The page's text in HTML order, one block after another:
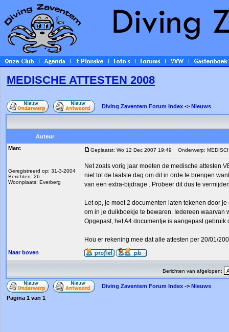
MEDISCHE ATTESTEN 2008
Diving Zaventem Forum Index -> Nieuws
Auteur
Marc
Geregistreerd op: 31-3-2004
Berichten: 26
Woonplaats: Everberg
Geplaatst: Wo 12 Dec 2007 19:49 Onderwerp:
Net zoals vorig jaar moeten de medische attesten
niet tot de laatste dag om dit in orde te brengen
van een extra-bijdrage . Probeer dit dus te
Let op, je moet 2 documenten laten tekenen door
om in je duikboekje te bewaren. Iedereen waarvan
Opgepast, het A4 documentje is aangepast
Hou er rekening mee dat alle attesten per 20/01/
Naar boven
Berichten van afgelopen:
Diving Zaventem Forum Index -> Nieuws
Pagina 1 van 1